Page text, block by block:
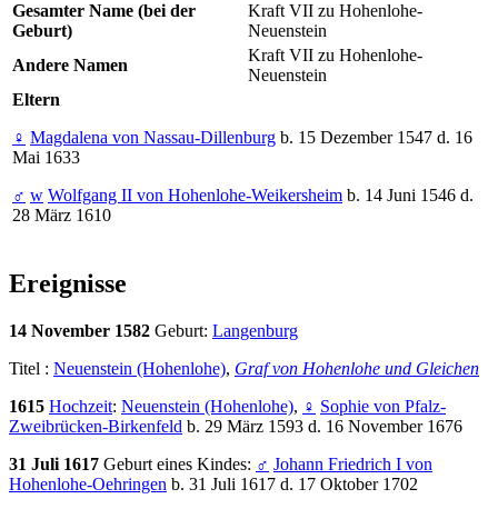
Gesamter Name (bei der
Geburt)
Kraft VII zu Hohenlohe-
Neuenstein
Andere Namen
Kraft VII zu Hohenlohe-
Neuenstein
Eltern
♀ Magdalena von Nassau-Dillenburg b. 15 Dezember 1547 d. 16
Mai 1633
♂ w Wolfgang II von Hohenlohe-Weikersheim b. 14 Juni 1546 d.
28 März 1610
Ereignisse
14 November 1582 Geburt: Langenburg
Titel : Neuenstein (Hohenlohe), Graf von Hohenlohe und Gleichen
1615 Hochzeit: Neuenstein (Hohenlohe), ♀ Sophie von Pfalz-
Zweibrücken-Birkenfeld b. 29 März 1593 d. 16 November 1676
31 Juli 1617 Geburt eines Kindes: ♂ Johann Friedrich I von
Hohenlohe-Oehringen b. 31 Juli 1617 d. 17 Oktober 1702